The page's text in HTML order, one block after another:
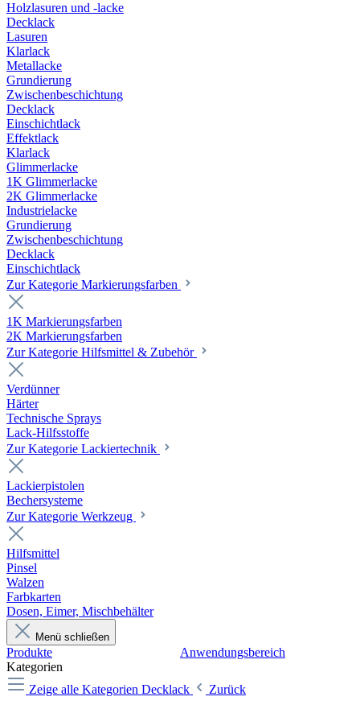
Holzlasuren und -lacke
Decklack
Lasuren
Klarlack
Metallacke
Grundierung
Zwischenbeschichtung
Decklack
Einschichtlack
Effektlack
Klarlack
Glimmerlacke
1K Glimmerlacke
2K Glimmerlacke
Industrielacke
Grundierung
Zwischenbeschichtung
Decklack
Einschichtlack
Zur Kategorie Markierungsfarben
1K Markierungsfarben
2K Markierungsfarben
Zur Kategorie Hilfsmittel & Zubehör
Verdünner
Härter
Technische Sprays
Lack-Hilfsstoffe
Zur Kategorie Lackiertechnik
Lackierpistolen
Bechersysteme
Zur Kategorie Werkzeug
Hilfsmittel
Pinsel
Walzen
Farbkarten
Dosen, Eimer, Mischbehälter
Menü schließen
Produkte
Anwendungsbereich
Kategorien
Zeige alle Kategorien Decklack
Zurück